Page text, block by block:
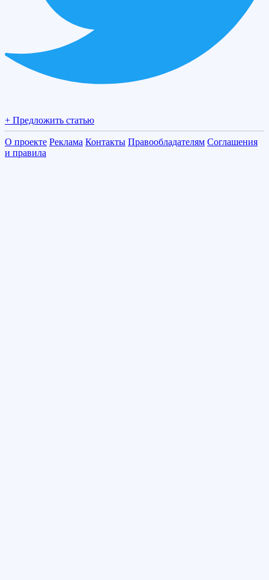
+ Предложить статью
О проекте Реклама Контакты Правообладателям Соглашения
и правила